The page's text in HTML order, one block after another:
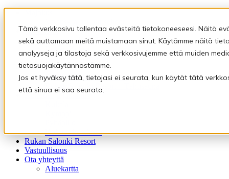
Tämä verkkosivu tallentaa evästeitä tietokoneeseesi. Näitä
sekä auttamaan meitä muistamaan sinut. Käytämme näitä
analyyseja ja tilastoja sekä verkkosivujemme että muiden
tietosuojakäytännöstämme.
Jos et hyväksy tätä, tietojasi ei seurata, kun käytät tätä
että sinua ei saa seurata.
Ravintolat
Ravintola Kultala
Rukan Kuksa
Eräravintola Kymppi
Saunat
Pyhäpiilon saunamaailma
Rukan Salonki Resort – Tähtisauna
Kokous- ja juhlatilat
Kokous huvilassa
Rukan Salonki Resort
Vastuullisuus
Ota yhteyttä
Aluekartta